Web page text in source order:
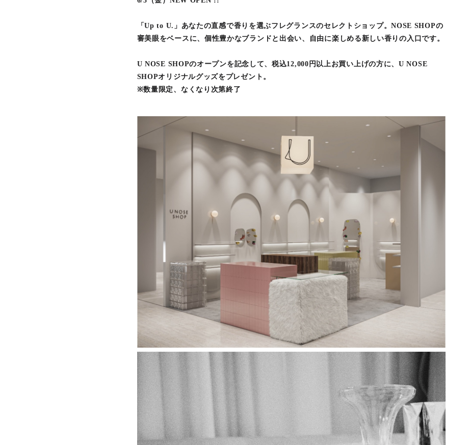
「Up to U.」あなたの直感で香りを選ぶフレグランスのセレクトショップ。NOSE SHOPの
審美眼をベースに、個性豊かなブランドと出会い、自由に楽しめる新しい香りの入口です。
U NOSE SHOPのオープンを記念して、税込12,000円以上お買い上げの方に、U NOSE
SHOPオリジナルグッズをプレゼント。
※数量限定、なくなり次第終了